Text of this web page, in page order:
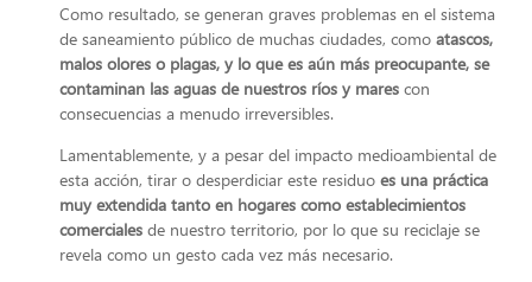
Como resultado, se generan graves problemas en el sistema
de saneamiento público de muchas ciudades, como atascos,
malos olores o plagas, y lo que es aún más preocupante, se
contaminan las aguas de nuestros ríos y mares con
consecuencias a menudo irreversibles.
Lamentablemente, y a pesar del impacto medioambiental de
esta acción, tirar o desperdiciar este residuo es una práctica
muy extendida tanto en hogares como establecimientos
comerciales de nuestro territorio, por lo que su reciclaje se
revela como un gesto cada vez más necesario.